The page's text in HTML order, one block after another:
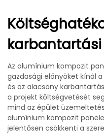
Az alumínium kompozit
gazdasági előnyöket kínál
és az alacsony
a projekt költségvetését
mind az épület
alumínium kompozit
jelentősen csökkenti a